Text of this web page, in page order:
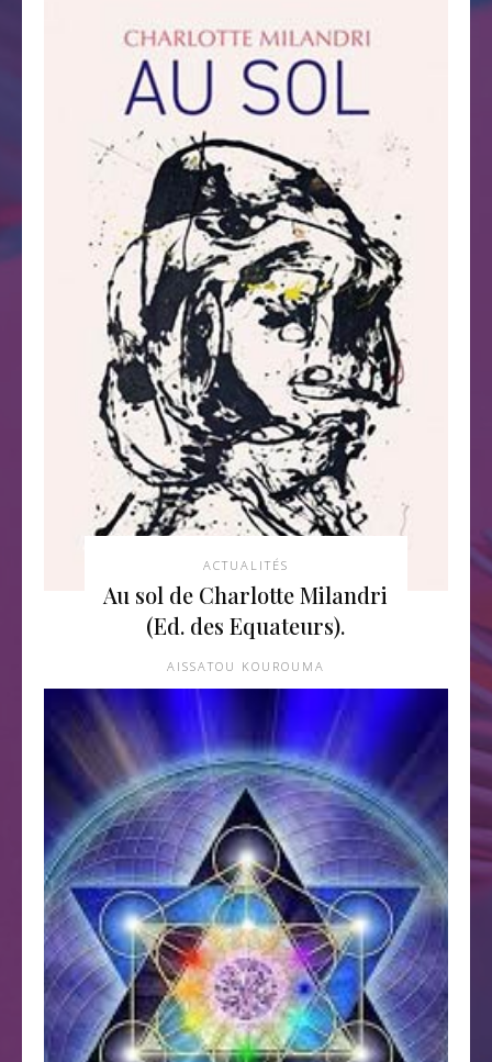
ACTUALITÉS
Au sol de Charlotte Milandri
(Ed. des Equateurs).
AISSATOU KOUROUMA